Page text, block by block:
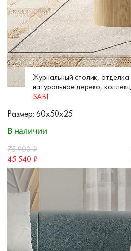
Журнальный столик, отделка
натуральное дерево,
SABI
Размер: 60x50x25
В наличии
75 900₽
45 540 ₽